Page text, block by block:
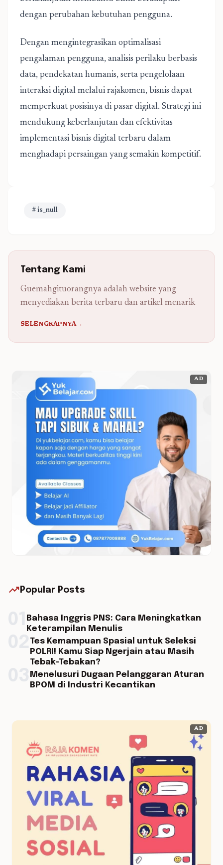
dengan perubahan kebutuhan pengguna.
Dengan mengintegrasikan optimalisasi
pengalaman pengguna, analisis perilaku berbasis
data, pendekatan humanis, serta pengelolaan
interaksi digital melalui rajakomen, bisnis dapat
memperkuat posisinya di pasar digital. Strategi ini
mendukung keberlanjutan dan efektivitas
implementasi bisnis digital terbaru dalam
menghadapi persaingan yang semakin kompetitif.
# is_null
Tentang Kami
Guemahgituorangnya adalah website yang
menyediakan berita terbaru dan artikel menarik
SELENGKAPNYA→
AD
trending_up Popular Posts
Bahasa Inggris PNS: Cara Meningkatkan
Keterampilan Menulis
Tes Kemampuan Spasial untuk Seleksi
POLRI! Kamu Siap Ngerjain atau Masih
Tebak-Tebakan?
Menelusuri Dugaan Pelanggaran Aturan
BPOM di Industri Kecantikan
AD